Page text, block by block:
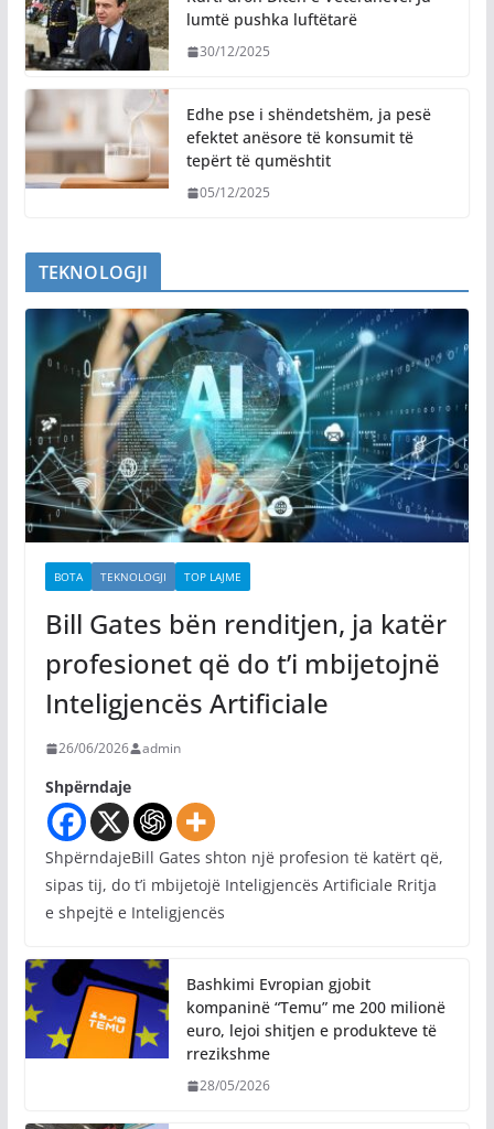
lumtë pushka luftëtarë
30/12/2025
Edhe pse i shëndetshëm, ja pesë
efektet anësore të konsumit të
tepërt të qumështit
05/12/2025
TEKNOLOGJI
BOTA TEKNOLOGJI TOP LAJME
Bill Gates bën renditjen, ja katër
profesionet që do t’i mbijetojnë
Inteligjencës Artificiale
26/06/2026 admin
Shpërndaje
ShpërndajeBill Gates shton një profesion të katërt që,
sipas tij, do t’i mbijetojë Inteligjencës Artificiale Rritja
e shpejtë e Inteligjencës
Bashkimi Evropian gjobit
kompaninë “Temu” me 200 milionë
euro, lejoi shitjen e produkteve të
rrezikshme
28/05/2026